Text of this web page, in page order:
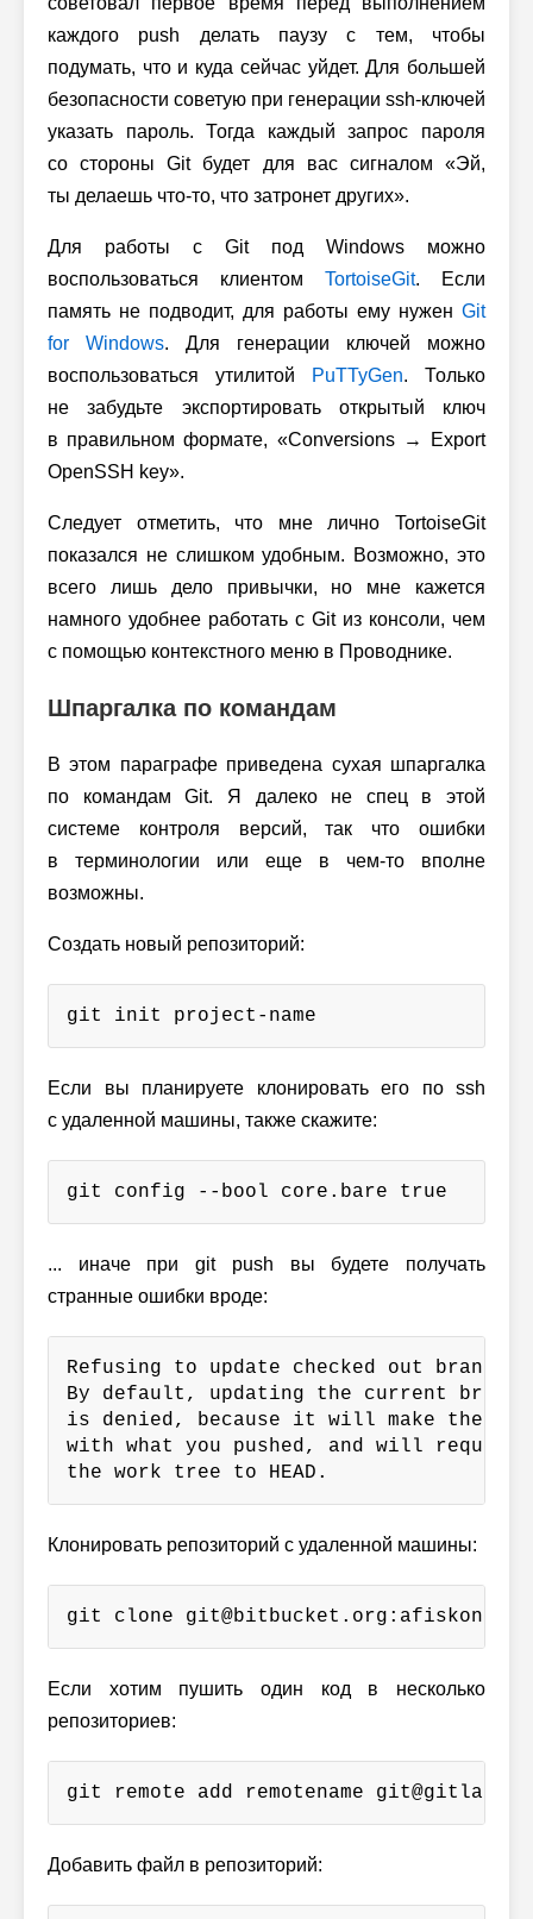
каждого push делать паузу с тем, чтобы
подумать, что и куда сейчас уйдет. Для большей
безопасности советую при генерации ssh-ключей
указать пароль. Тогда каждый запрос пароля
со стороны Git будет для вас сигналом «Эй,
ты делаешь что-то, что затронет других».
Для работы с Git под Windows можно
воспользоваться клиентом TortoiseGit. Если
память не подводит, для работы ему нужен Git
for Windows. Для генерации ключей можно
воспользоваться утилитой
PuTTyGen. Только
не забудьте экспортировать открытый ключ
в правильном формате, «Conversions → Export
OpenSSH key».
Следует отметить, что мне лично TortoiseGit
показался не слишком удобным. Возможно, это
всего лишь дело привычки, но мне кажется
намного удобнее работать с Git из консоли, чем
с помощью контекстного меню в Проводнике.
Шпаргалка по командам
В этом параграфе приведена сухая шпаргалка
по командам Git. Я далеко не спец в этой
системе контроля версий, так что ошибки
в терминологии или еще в чем-то вполне
возможны.
Создать новый репозиторий:
git init project-name
Если вы планируете клонировать его по ssh
с удаленной машины, также скажите:
git config --bool core.bare true
... иначе при git push вы будете получать
странные ошибки вроде:
Refusing to update checked out branch:
By default, updating the current
is denied, because it will make the
with what you pushed, and will
the work tree to HEAD.
Клонировать репозиторий с удаленной машины:
git clone git@bitbucket.org:afiskon/
Если хотим пушить один код в несколько
репозиториев:
git remote add remotename
Добавить файл в репозиторий: